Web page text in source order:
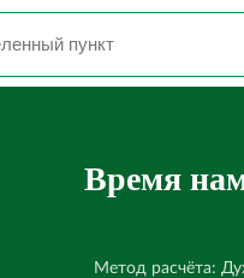
Время
Метод расчёта: